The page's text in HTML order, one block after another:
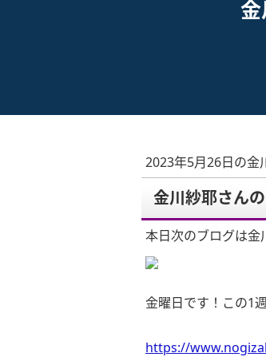
2023年5月26日の金
金川紗耶さん
本日次のブログは金
金曜日です！この1
https://